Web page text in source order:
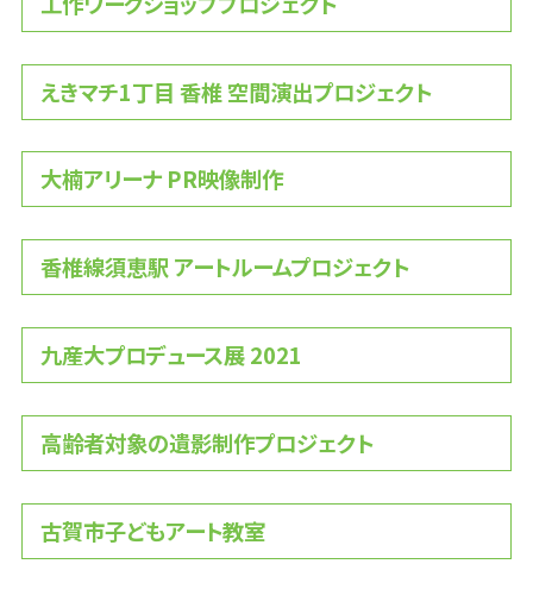
えきマチ1丁目 香椎 空間演出プロジェクト
大楠アリーナ PR映像制作
香椎線須恵駅 アートルームプロジェクト
九産大プロデュース展 2021
高齢者対象の遺影制作プロジェクト
古賀市子どもアート教室